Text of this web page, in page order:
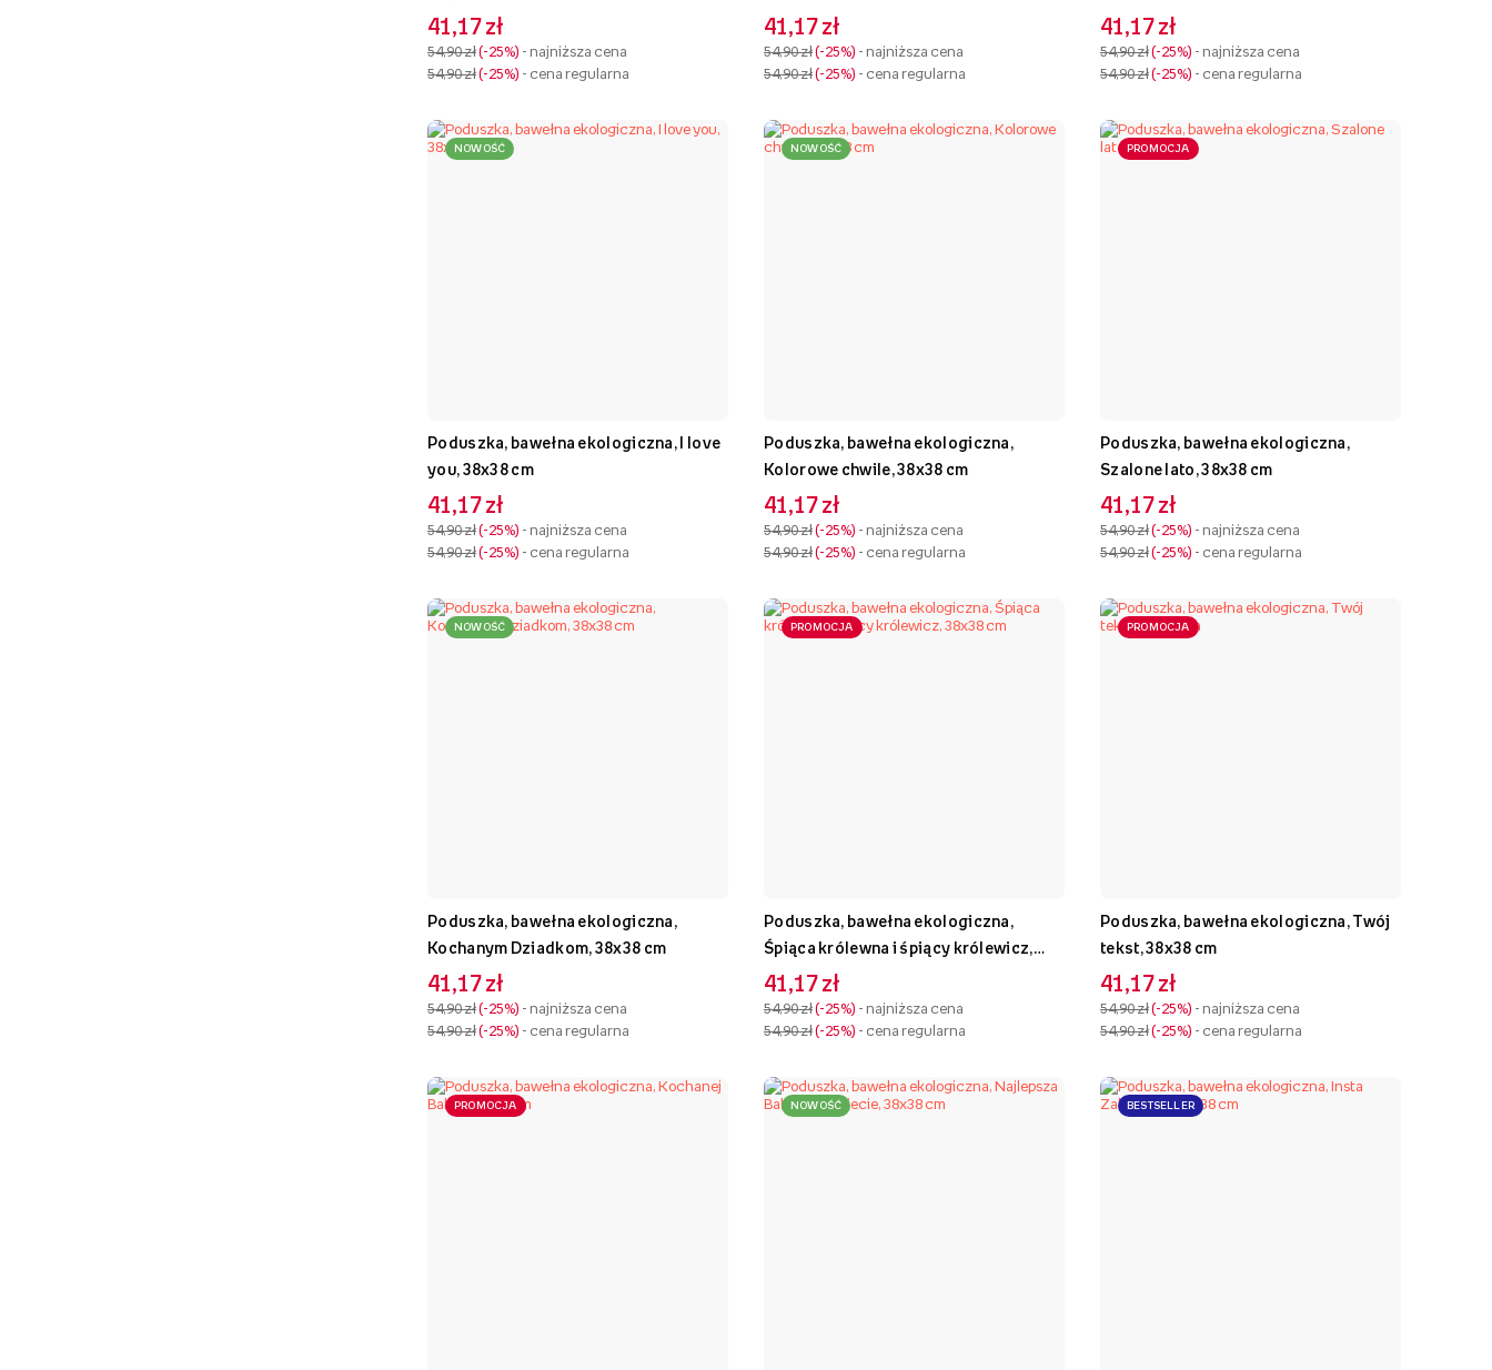
41,17 zł
54,90 zł -25% - najniższa cena
54,90 zł -25% - cena regularna
41,17 zł
54,90 zł -25% - najniższa cena
54,90 zł -25% - cena regularna
41,17 zł
54,90 zł -25% - najniższa cena
54,90 zł -25% - cena regularna
NOWOŚĆ
Poduszka, bawełna ekologiczna, I love
you, 38x38 cm
41,17 zł
54,90 zł -25% - najniższa cena
54,90 zł -25% - cena regularna
NOWOŚĆ
Poduszka, bawełna ekologiczna,
Kolorowe chwile, 38x38 cm
41,17 zł
54,90 zł -25% - najniższa cena
54,90 zł -25% - cena regularna
PROMOCJA
Poduszka, bawełna ekologiczna,
Szalone lato, 38x38 cm
41,17 zł
54,90 zł -25% - najniższa cena
54,90 zł -25% - cena regularna
NOWOŚĆ
Poduszka, bawełna ekologiczna,
Kochanym Dziadkom, 38x38 cm
41,17 zł
54,90 zł -25% - najniższa cena
54,90 zł -25% - cena regularna
PROMOCJA
Poduszka, bawełna ekologiczna,
Śpiąca królewna i śpiący królewicz,
38x38 cm
41,17 zł
54,90 zł -25% - najniższa cena
54,90 zł -25% - cena regularna
PROMOCJA
Poduszka, bawełna ekologiczna, Twój
tekst, 38x38 cm
41,17 zł
54,90 zł -25% - najniższa cena
54,90 zł -25% - cena regularna
PROMOCJA NOWOŚĆ BESTSELLER